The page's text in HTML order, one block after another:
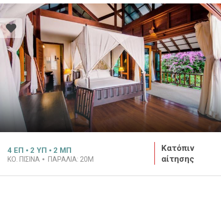
4 ΕΠ 2 ΥΠ 2 ΜΠ
ΚΟ. ΠΙΣΊΝΑ ΠΑΡΑΛΊΑ: 20M
Κατόπιν
αίτησης